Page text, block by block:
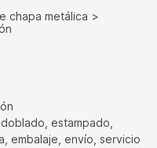
chapa metálica
estampado,
embalaje, envío, servicio